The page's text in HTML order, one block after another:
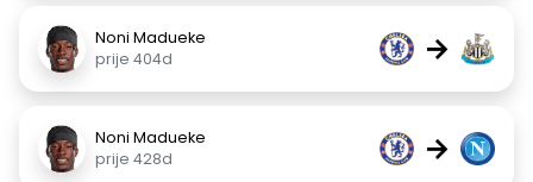
Noni Madueke
prije 404d
→
Noni Madueke
prije 428d
→